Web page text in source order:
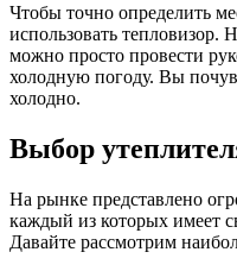
Чтобы точно определить
использовать тепловизор.
можно просто провести
холодную погоду. Вы
холодно.
Выбор
На рынке представлено
каждый из которых имеет
Давайте рассмотрим